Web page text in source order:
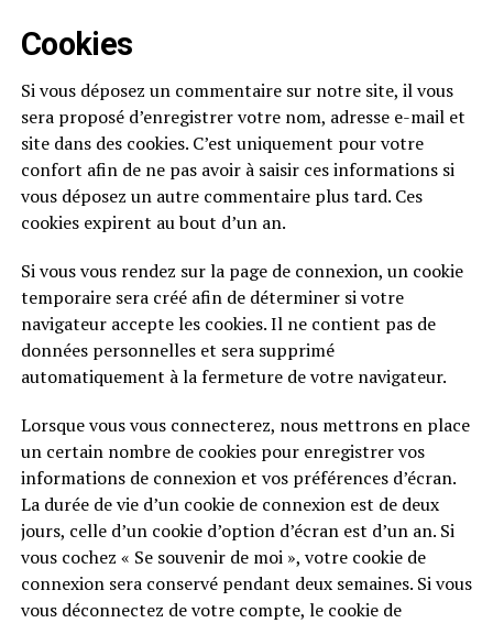
Cookies
Si vous déposez un commentaire sur notre site, il vous
sera proposé d’enregistrer votre nom, adresse e-mail et
site dans des cookies. C’est uniquement pour votre
confort afin de ne pas avoir à saisir ces informations si
vous déposez un autre commentaire plus tard. Ces
cookies expirent au bout d’un an.
Si vous vous rendez sur la page de connexion, un cookie
temporaire sera créé afin de déterminer si votre
navigateur accepte les cookies. Il ne contient pas de
données personnelles et sera supprimé
automatiquement à la fermeture de votre navigateur.
Lorsque vous vous connecterez, nous mettrons en place
un certain nombre de cookies pour enregistrer vos
informations de connexion et vos préférences d’écran.
La durée de vie d’un cookie de connexion est de deux
jours, celle d’un cookie d’option d’écran est d’un an. Si
vous cochez « Se souvenir de moi », votre cookie de
connexion sera conservé pendant deux semaines. Si vous
vous déconnectez de votre compte, le cookie de